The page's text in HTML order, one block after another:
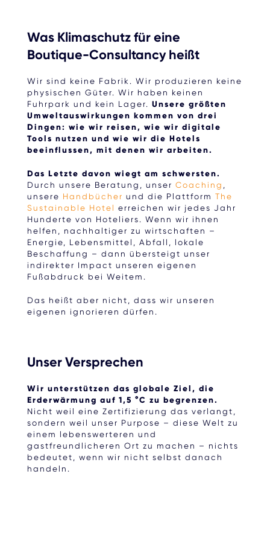
Was Klimaschutz für eine
Boutique-Consultancy heißt
Wir sind keine Fabrik. Wir produzieren keine
physischen Güter. Wir haben keinen
Fuhrpark und kein Lager. Unsere größten
Umweltauswirkungen kommen von drei
Dingen: wie wir reisen, wie wir digitale
Tools nutzen und wie wir die Hotels
beeinflussen, mit denen wir arbeiten.
Das Letzte davon wiegt am schwersten.
Durch unsere Beratung, unser Coaching
unsere Handbücher und die Plattform The
Sustainable Hotel erreichen wir jedes Jahr
Hunderte von Hoteliers. Wenn wir ihnen
helfen, nachhaltiger zu wirtschaften –
Energie, Lebensmittel, Abfall, lokale
Beschaffung – dann übersteigt unser
indirekter Impact unseren eigenen
Fußabdruck bei Weitem.
Das heißt aber nicht, dass wir unseren
eigenen ignorieren dürfen.
Unser Versprechen
Wir unterstützen das globale Ziel, die
Erderwärmung auf 1,5 °C zu begrenzen.
Nicht weil eine Zertifizierung das verlangt,
sondern weil unser Purpose – diese Welt zu
einem lebenswerteren und
gastfreundlicheren Ort zu machen – nichts
bedeutet, wenn wir nicht selbst danach
handeln.